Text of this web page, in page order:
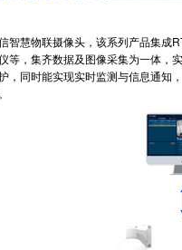
慧物联摄像头，该系列产品集成
等，集齐数据及图像采集为一体
，同时能实现实时监测与信息通